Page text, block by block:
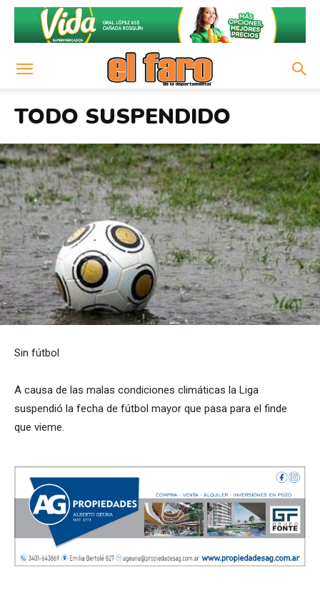
TODO SUSPENDIDO
Sin fútbol
A causa de las malas condiciones climáticas la Liga
suspendió la fecha de fútbol mayor que pasa para el finde
que vieme.